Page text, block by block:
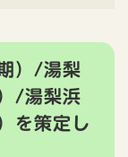
）/湯梨
/湯梨浜
を策定し